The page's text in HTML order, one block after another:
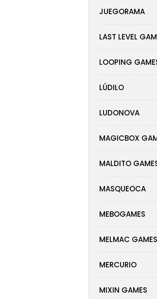
JUEGORAMA
LAST LEVEL
LOOPING
LÚDILO
LUDONOVA
MAGICBOX
MALDITO
MASQUEOCA
MEBOGAMES
MELMAC GAMES
MERCURIO
MIXIN GAMES